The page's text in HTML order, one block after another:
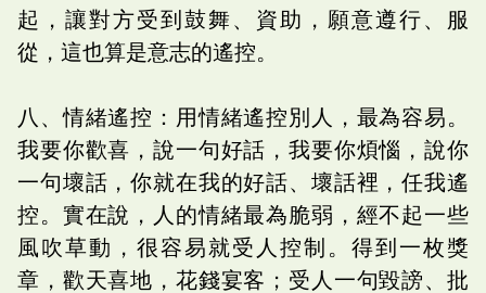
起，讓對方受到鼓舞、資助，願意遵行、服
從，這也算是意志的遙控。
八、情緒遙控：用情緒遙控別人，最為容易。
我要你歡喜，說一句好話，我要你煩惱，說你
一句壞話，你就在我的好話、壞話裡，任我遙
控。實在說，人的情緒最為脆弱，經不起一些
風吹草動，很容易就受人控制。得到一枚獎
章，歡天喜地，花錢宴客；受人一句毀謗、批